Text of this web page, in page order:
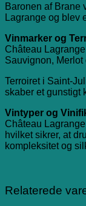
Baronen af Brane
Lagrange og blev
Vinmarker og
Château
Sauvignon,
Terroiret i Saint-
skaber et gunstigt
Vintyper og
Château
hvilket sikrer, at
kompleksitet og
Relaterede